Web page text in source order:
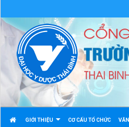
GIỚI THIỆU CƠ CẤU TỔ CHỨC